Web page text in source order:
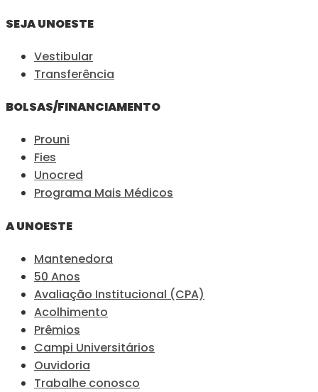
SEJA UNOESTE
Vestibular
Transferência
BOLSAS/FINANCIAMENTO
Prouni
Fies
Unocred
Programa Mais Médicos
A UNOESTE
Mantenedora
50 Anos
Avaliação Institucional (CPA)
Acolhimento
Prêmios
Campi Universitários
Ouvidoria
Trabalhe conosco